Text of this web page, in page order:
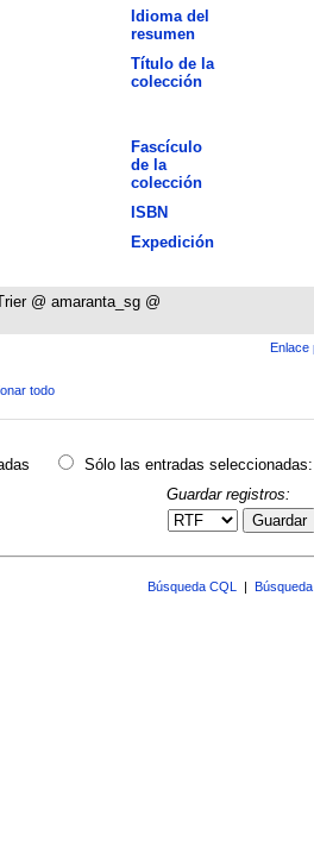
Idioma del
resumen
Título de la
colección
Fascículo
de la
colección
ISBN
Expedición
@ amaranta_sg @
Enlace
todo
Sólo las entradas seleccionadas:
Guardar registros:
Guardar
Búsqueda CQL